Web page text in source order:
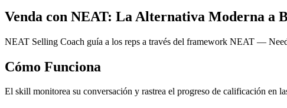
Venda con NEAT: La Alternativa Moderna a
NEAT Selling Coach guía a los reps a través del framework NEAT —
Cómo Funciona
El skill monitorea su conversación y rastrea el progreso de calificación en